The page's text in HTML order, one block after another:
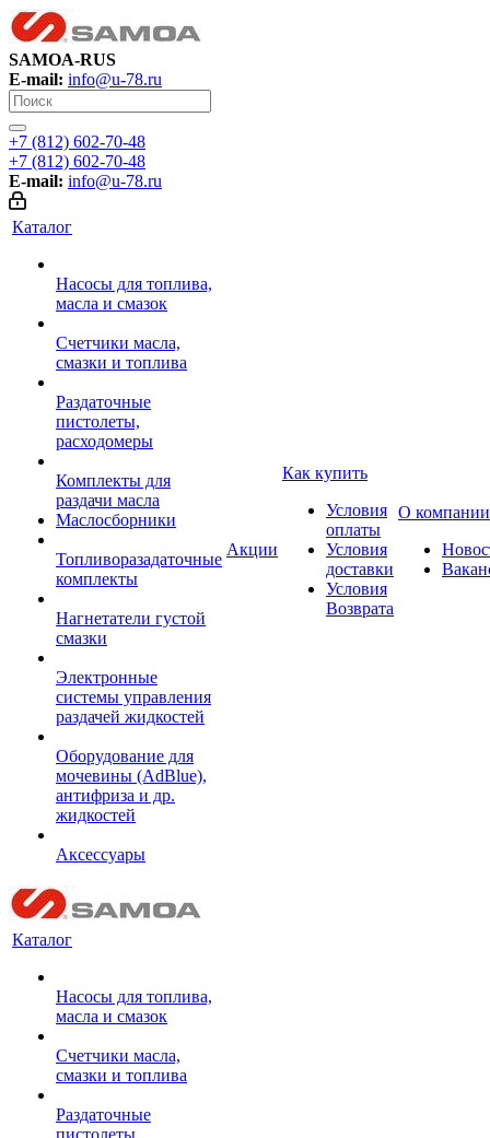
SAMOA-RUS
E-mail: info@u-78.ru
+7 (812) 602-70-48
+7 (812) 602-70-48
E-mail: info@u-78.ru
Каталог
Насосы для топлива,
масла и смазок
Счетчики масла,
смазки и топлива
Раздаточные
пистолеты,
расходомеры
Комплекты для
раздачи масла
Маслосборники
Топливоразадаточные
комплекты
Нагнетатели густой
смазки
Электронные
системы управления
раздачей жидкостей
Оборудование для
мочевины (AdBlue),
антифриза и др.
жидкостей
Аксессуары
Акции
Как купить
Условия
оплаты
Условия
доставки
Условия
Возврата
О компании
Каталог
Насосы для топлива,
масла и смазок
Счетчики масла,
смазки и топлива
Раздаточные
пистолеты,